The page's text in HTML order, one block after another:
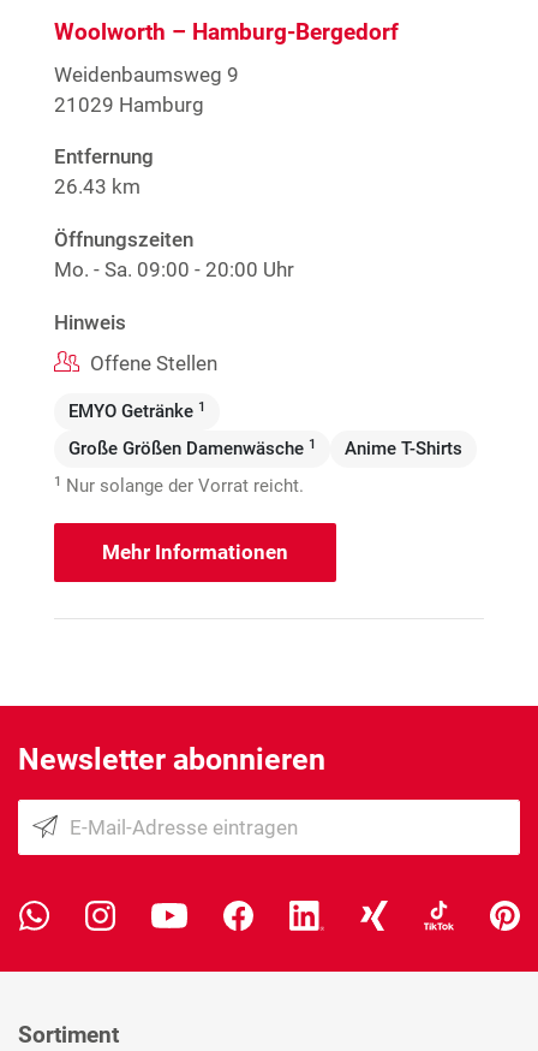
Woolworth – Hamburg-Bergedorf
Weidenbaumsweg 9
21029 Hamburg
Entfernung
26.43 km
Öffnungszeiten
Mo. - Sa. 09:00 - 20:00 Uhr
Hinweis
Offene Stellen
EMYO Getränke 1
Große Größen Damenwäsche 1 Anime T-Shirts
1 Nur solange der Vorrat reicht.
Mehr Informationen
Newsletter abonnieren
Sortiment